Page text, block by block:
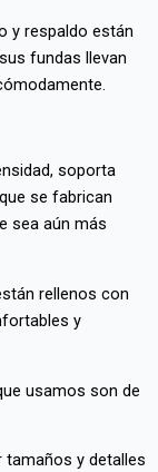
y respaldo están
fundas llevan
soporta
se fabrican
sea aún más
rellenos con
y
usamos son de
tamaños y detalles